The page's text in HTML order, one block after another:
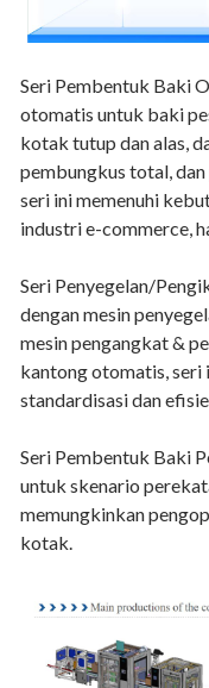
Seri Pembentuk Baki
otomatis untuk baki
kotak tutup dan alas,
pembungkus total,
seri ini memenuhi
industri e-commerce,
Seri Penyegelan/
dengan mesin
mesin pengangkat &
kantong otomatis, seri
standardisasi dan
Seri Pembentuk Baki
untuk skenario
memungkinkan
kotak.